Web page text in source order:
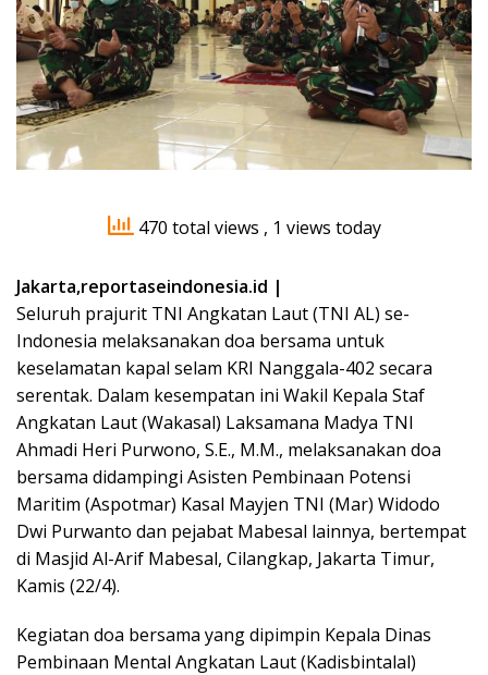
470 total views , 1 views today
Jakarta,reportaseindonesia.id |
Seluruh prajurit TNI Angkatan Laut (TNI AL) se-
Indonesia melaksanakan doa bersama untuk
keselamatan kapal selam KRI Nanggala-402 secara
serentak. Dalam kesempatan ini Wakil Kepala Staf
Angkatan Laut (Wakasal) Laksamana Madya TNI
Ahmadi Heri Purwono, S.E., M.M., melaksanakan doa
bersama didampingi Asisten Pembinaan Potensi
Maritim (Aspotmar) Kasal Mayjen TNI (Mar) Widodo
Dwi Purwanto dan pejabat Mabesal lainnya, bertempat
di Masjid Al-Arif Mabesal, Cilangkap, Jakarta Timur,
Kamis (22/4).
Kegiatan doa bersama yang dipimpin Kepala Dinas
Pembinaan Mental Angkatan Laut (Kadisbintalal)